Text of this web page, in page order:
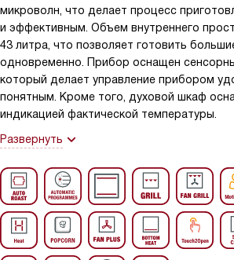
микроволн, что делает процесс
и эффективным. Объем внутреннего
43 литра, что позволяет готовить
одновременно. Прибор оснащен
который делает управление прибором
понятным. Кроме того, духовой шкаф
индикацией фактической температуры.
Развернуть